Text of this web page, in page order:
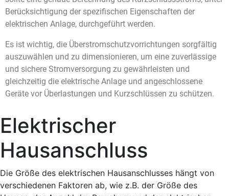
Berücksichtigung der spezifischen Eigenschaften der
elektrischen Anlage, durchgeführt werden.
Es ist wichtig, die Überstromschutzvorrichtungen sorgfältig
auszuwählen und zu dimensionieren, um eine zuverlässige
und sichere Stromversorgung zu gewährleisten und
gleichzeitig die elektrische Anlage und angeschlossene
Geräte vor Überlastungen und Kurzschlüssen zu schützen.
Elektrischer
Hausanschluss
Die Größe des elektrischen Hausanschlusses hängt von
verschiedenen Faktoren ab, wie z.B. der Größe des